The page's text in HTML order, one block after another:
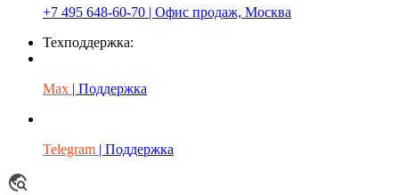
+7 495 648-60-70 | Офис продаж, Москва
Техподдержка:
Max | Поддержка
Telegram | Поддержка